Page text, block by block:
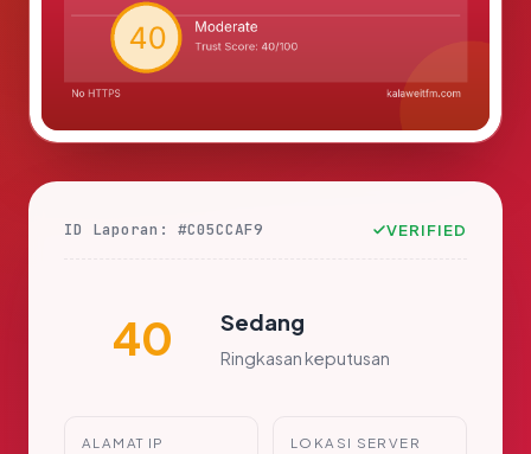
ID Laporan: #C05CCAF9 VERIFIED
40 Sedang
Ringkasan keputusan
ALAMAT IP LOKASI SERVER